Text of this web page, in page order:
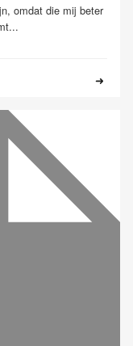
omdat die mij beter